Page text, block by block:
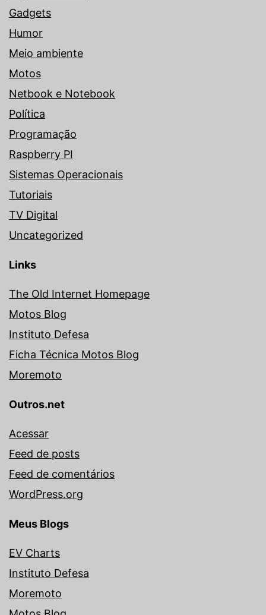
Gadgets
Humor
Meio ambiente
Motos
Netbook e Notebook
Política
Programação
Raspberry PI
Sistemas Operacionais
Tutoriais
TV Digital
Uncategorized
Links
The Old Internet Homepage
Motos Blog
Instituto Defesa
Ficha Técnica Motos Blog
Moremoto
Outros.net
Acessar
Feed de posts
Feed de comentários
WordPress.org
Meus Blogs
EV Charts
Instituto Defesa
Moremoto